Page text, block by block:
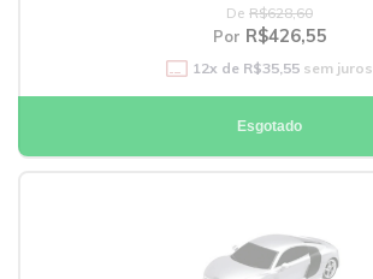
De R$628,60
Por R$426,55
12x de R$35,55 sem juros
Esgotado